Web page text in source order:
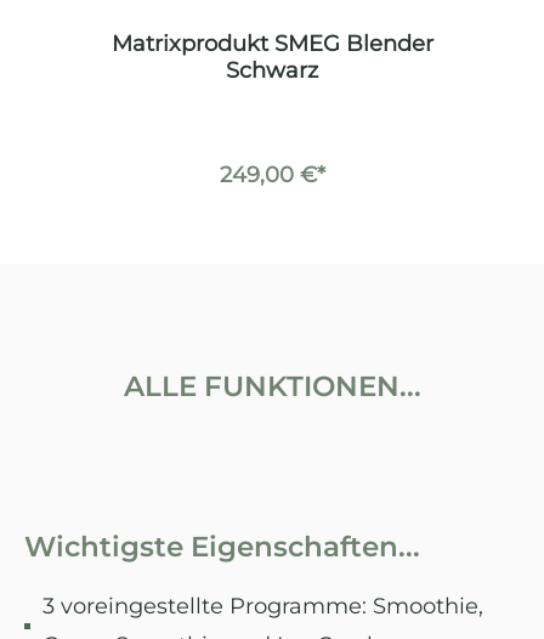
Matrixprodukt SMEG Blender
Schwarz
249,00 €*
ALLE FUNKTIONEN...
Wichtigste Eigenschaften...
3 voreingestellte Programme: Smoothie,